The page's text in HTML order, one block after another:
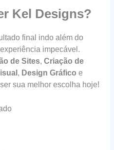
Kel Designs?
final indo além do
impecável.
de Sites, Criação de
, Design Gráfico e
sua melhor escolha hoje!